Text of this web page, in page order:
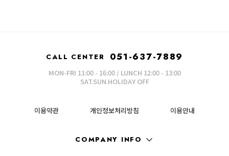
CALL CENTER 051-637-7889
MON-FRI 11:00 - 16:00 / LUNCH 12:00 - 13:00
SAT.SUN.HOLIDAY OFF
이용약관 개인정보처리방침 이용안내
COMPANY INFO